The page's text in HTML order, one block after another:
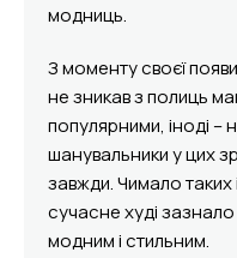
модниць.
З моменту своєї
не зникав з полиць
популярними, іноді –
шанувальники у цих
завжди. Чимало таких
сучасне худі
модним і стильним.